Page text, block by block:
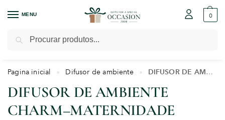
MENU 0
Pagina inicial » Difusor de ambiente » DIFUSOR DE AMBIENTE CHARM–MATERNIDADE
DIFUSOR DE AMBIENTE
CHARM–MATERNIDADE